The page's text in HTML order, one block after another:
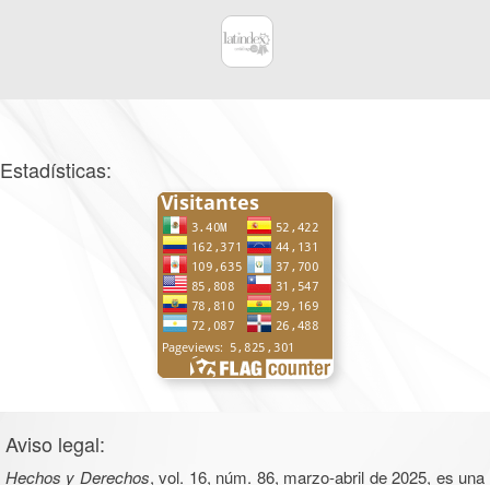
Estadísticas:
Aviso legal:
Hechos y Derechos, vol. 16, núm. 86, marzo-abril de 2025, es una